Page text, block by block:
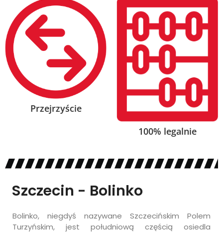
Przejrzyście
100% legalnie
Szczecin - Bolinko
Bolinko, niegdyś nazywane Szczecińskim Polem
Turzyńskim, jest południową częścią osiedla